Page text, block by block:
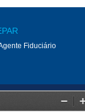
Fiduciário